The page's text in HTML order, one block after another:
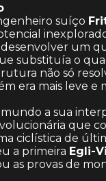
suíço
um
substituía o
não só
era mais leve e
mundo a sua
que
ciclística de
a primeira Egli-
as provas de